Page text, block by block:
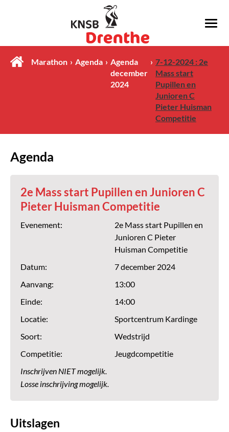
Marathon Agenda
Agenda
december
2024
7-12-2024 : 2e
Mass start
Pupillen en
Junioren C
Pieter Huisman
Competitie
Agenda
2e Mass start Pupillen en Junioren C
Pieter Huisman Competitie
Evenement:
2e Mass start Pupillen en
Junioren C Pieter
Huisman Competitie
Datum:
7 december 2024
Aanvang:
13:00
Einde:
14:00
Locatie:
Sportcentrum Kardinge
Soort:
Wedstrijd
Competitie:
Jeugdcompetitie
Inschrijven NIET mogelijk.
Losse inschrijving mogelijk.
Uitslagen